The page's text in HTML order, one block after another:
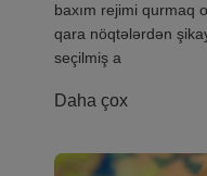
baxım rejimi qurmaq
qara nöqtələrdən
seçilmiş a
Daha çox